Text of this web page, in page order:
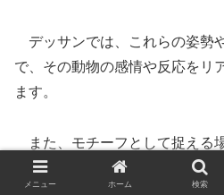
デッサンでは、これらの姿勢
で、その動物の感情や反応をリ
ます。
また、モチーフとして捉える
のではなくて、振返った姿・跳
メニュー ホーム 検索